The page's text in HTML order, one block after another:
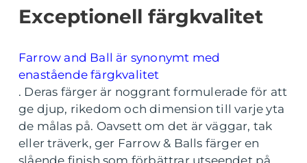
Exceptionell färgkvalitet
Farrow and Ball är synonymt med
enastående färgkvalitet
. Deras färger är noggrant formulerade för att
ge djup, rikedom och dimension till varje yta
de målas på. Oavsett om det är väggar, tak
eller träverk, ger Farrow & Balls färger en